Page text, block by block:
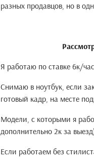
разных продавцов, но в
Я работаю по ставке 6к/
Снимаю в ноутбук, если
готовый кадр, на месте
Модели, с которыми я
дополнительно 2к за
Если работаем без